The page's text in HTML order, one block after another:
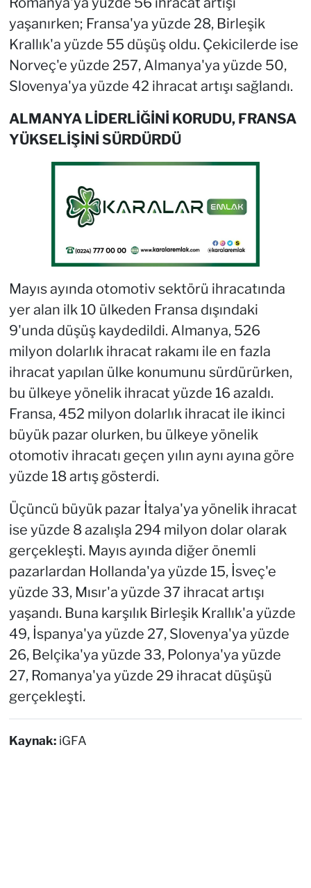
yaşanırken; Fransa'ya yüzde 28, Birleşik
Krallık'a yüzde 55 düşüş oldu. Çekicilerde ise
Norveç'e yüzde 257, Almanya'ya yüzde 50,
Slovenya'ya yüzde 42 ihracat artışı sağlandı.
ALMANYA LİDERLİĞİNİ KORUDU, FRANSA
YÜKSELİŞİNİ SÜRDÜRDÜ
Mayıs ayında otomotiv sektörü ihracatında
yer alan ilk 10 ülkeden Fransa dışındaki
9'unda düşüş kaydedildi. Almanya, 526
milyon dolarlık ihracat rakamı ile en fazla
ihracat yapılan ülke konumunu sürdürürken,
bu ülkeye yönelik ihracat yüzde 16 azaldı.
Fransa, 452 milyon dolarlık ihracat ile ikinci
büyük pazar olurken, bu ülkeye yönelik
otomotiv ihracatı geçen yılın aynı ayına göre
yüzde 18 artış gösterdi.
Üçüncü büyük pazar İtalya'ya yönelik ihracat
ise yüzde 8 azalışla 294 milyon dolar olarak
gerçekleşti. Mayıs ayında diğer önemli
pazarlardan Hollanda'ya yüzde 15, İsveç'e
yüzde 33, Mısır'a yüzde 37 ihracat artışı
yaşandı. Buna karşılık Birleşik Krallık'a yüzde
49, İspanya'ya yüzde 27, Slovenya'ya yüzde
26, Belçika'ya yüzde 33, Polonya'ya yüzde
27, Romanya'ya yüzde 29 ihracat düşüşü
gerçekleşti.
Kaynak: iGFA